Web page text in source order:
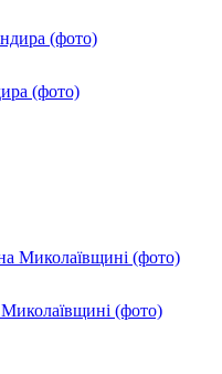
(фото)
Миколаївщині (фото)